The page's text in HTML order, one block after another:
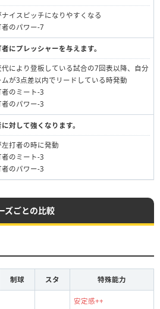
イスピッチになりやすくなる
のパワー-7
にプレッシャーを与えます。
代により登板している試合の7回表以降、自分
ムが3点差以内でリードしている時発動
のミート-3
のパワー-3
対して強くなります。
打者の時に発動
のミート-3
のパワー-3
ズごとの比較
制球 スタ 特殊能力
安定感++